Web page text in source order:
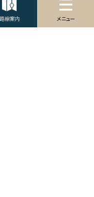
路線案内 メニュー